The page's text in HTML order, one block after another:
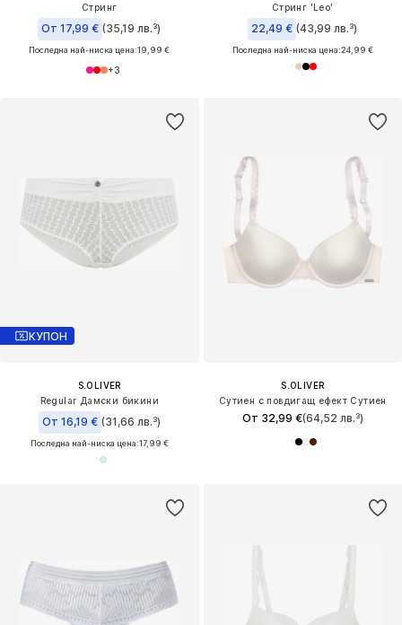
Стринг
От 17,99 € (35,19 лв.³)
Последна най-ниска цена:19,99 €
+3
Стринг 'Leo'
22,49 € (43,99 лв.³)
Последна най-ниска цена:24,99 €
КУПОН
S.OLIVER
Regular Дамски бикини
От 16,19 € (31,66 лв.³)
Последна най-ниска цена:17,99 €
S.OLIVER
Сутиен с повдигащ ефект Сутиен
От 32,99 €(64,52 лв.³)